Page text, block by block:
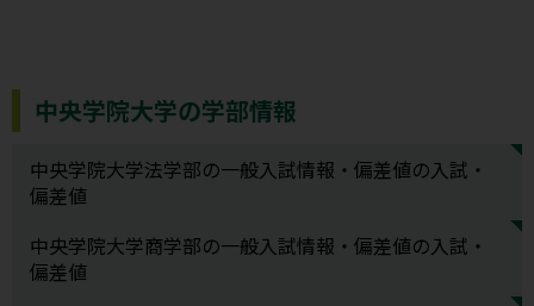
中央学院大学の学部情報
中央学院大学法学部の一般入試情報・偏差値の入試・
偏差値
中央学院大学商学部の一般入試情報・偏差値の入試・
偏差値